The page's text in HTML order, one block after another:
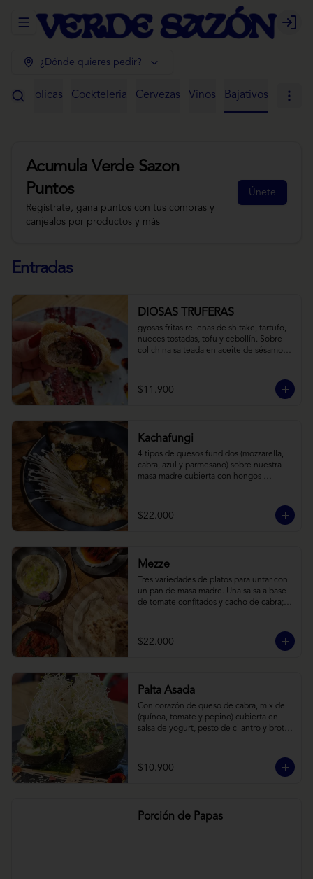
Abrir menu de navegación Login
¿Dónde quieres pedir?
Alcoholicas Cockteleria Cervezas Vinos Bajativos
Acumula Verde Sazon
Puntos
Regístrate, gana puntos con tus compras y
canjealos por productos y más
Únete
Entradas
DIOSAS TRUFERAS
gyosas fritas rellenas de shitake, tartufo,
nueces tostadas, tofu y cebollín. Sobre
col china salteada en aceite de sésamo,
$11.900
Kachafungi
4 tipos de quesos fundidos (mozzarella,
cabra, azul y parmesano) sobre nuestra
masa madre cubierta con hongos
frescas y pequeños toques de
chimichurri.
$22.000
Mezze
Tres variedades de platos para untar con
un pan de masa madre. Una salsa a base
de tomate confitados y cacho de cabra;
cebollas horneadas largamente, con
toques de aceite asiático sobre cama de
$22.000
Palta Asada
Con corazón de queso de cabra, mix de
(quínoa, tomate y pepino) cubierta en
salsa de yogurt, pesto de cilantro y brotes
$10.900
Porción de Papas